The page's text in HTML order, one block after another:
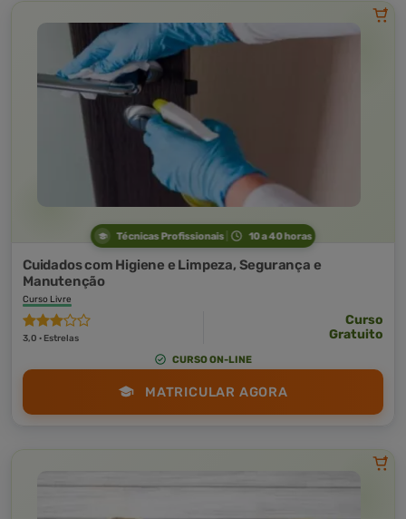
Técnicas Profissionais 10 a 40 horas
Cuidados com Higiene e Limpeza, Segurança e
Manutenção
Curso Livre
3,0 · Estrelas
Curso
Gratuito
CURSO ON-LINE
MATRICULAR AGORA